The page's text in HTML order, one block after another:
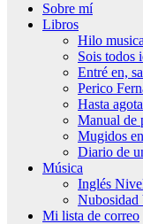
Sobre mí
Libros
Hilo
Sois todos
Entré en,
Perico
Hasta
Manual de
Mugidos
Diario de
Música
Inglés
Nubosidad
Mi lista de correo